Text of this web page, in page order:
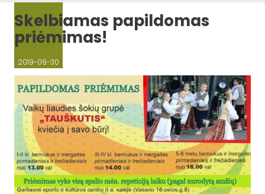
Skelbiamas papildomas
priėmimas!
2019-09-30